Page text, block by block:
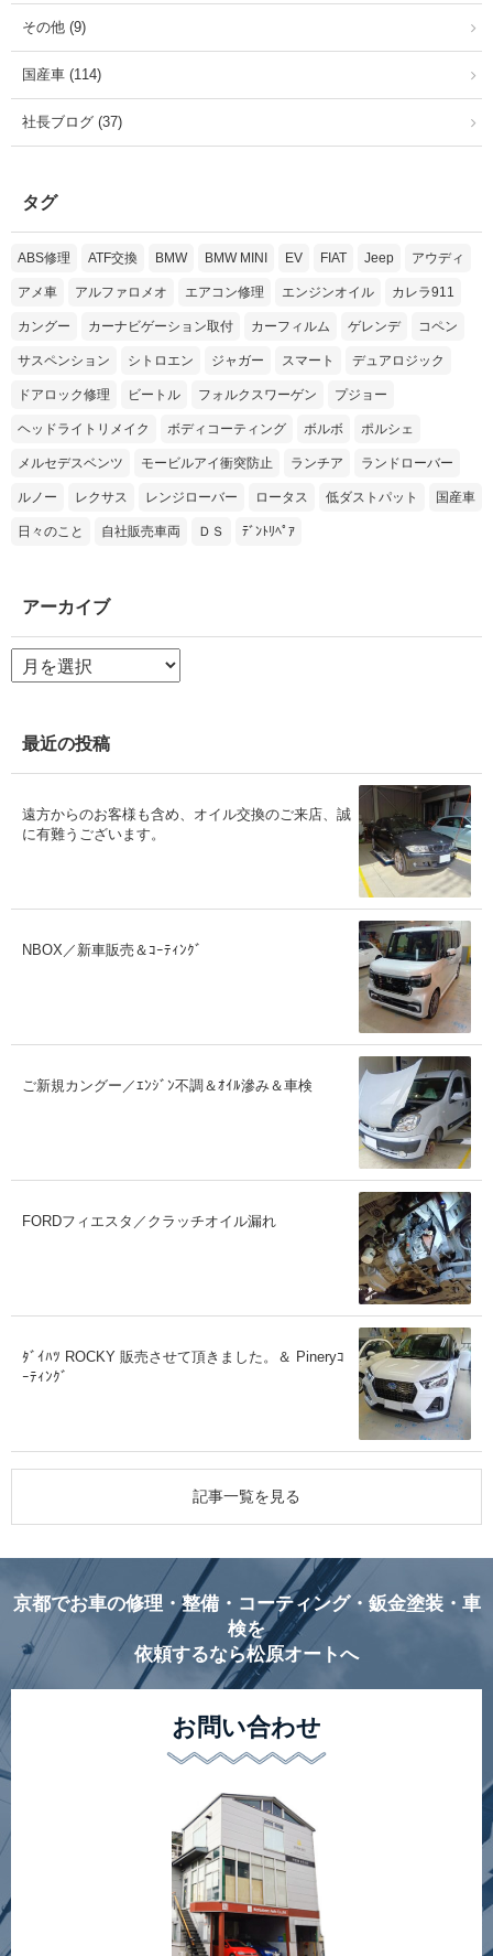
その他 (9)
国産車 (114)
社長ブログ (37)
タグ
ABS修理 ATF交換 BMW BMW MINI EV FIAT Jeep アウディ
アメ車 アルファロメオ エアコン修理 エンジンオイル カレラ911
カングー カーナビゲーション取付 カーフィルム ゲレンデ コペン
サスペンション シトロエン ジャガー スマート デュアロジック
ドアロック修理 ビートル フォルクスワーゲン プジョー
ヘッドライトリメイク ボディコーティング ボルボ ポルシェ
メルセデスベンツ モービルアイ衝突防止 ランチア ランドローバー
ルノー レクサス レンジローバー ロータス 低ダストパット 国産車
日々のこと 自社販売車両 ＤＳ ﾃﾞﾝﾄﾘﾍﾟｱ
アーカイブ
ア
ー
ブ
最近の投稿
遠方からのお客様も含め、オイル交換のご来店、誠
に有難うございます。
NBOX／新車販売＆ｺｰﾃｨﾝｸﾞ
ご新規カングー／ｴﾝｼﾞﾝ不調＆ｵｲﾙ滲み＆車検
FORDフィエスタ／クラッチオイル漏れ
ﾀﾞｲﾊﾂ ROCKY 販売させて頂きました。＆ Pineryｺ
ｰﾃｨﾝｸﾞ
記事一覧を見る
京都でお車の修理・整備・コーティング・鈑金塗装・車
検を
依頼するなら松原オートへ
お問い合わせ